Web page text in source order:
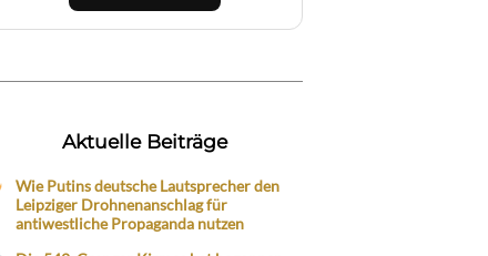
Aktuelle Beiträge
Wie Putins deutsche Lautsprecher den
Leipziger Drohnenanschlag für
antiwestliche Propaganda nutzen